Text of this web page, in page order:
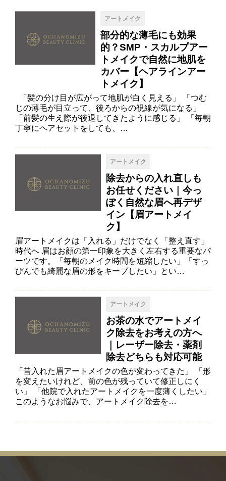
アートメイク
部分的な薄毛にも効果
的？SMP・スカルプアー
トメイクで自然に地肌を
カバー【ヘアラインアー
トメイク】
「髪の分け目が広がって地肌が白く見える」 「つむ
じの薄毛が目立って、後ろからの視線が気になる」
「前髪の生え際が後退してきたように感じる」 「毎朝
丁寧にヘアセットをしても、…
アートメイク
除去からの入れ直しも
お任せください｜今っ
ぽく自然な眉へ再デザ
イン【眉アートメイ
ク】
眉アートメイクは「入れる」だけでなく「整え直す」
時代へ 眉はお顔の第一印象を大きく左右する重要なパ
ーツです。「毎朝のメイク時間を短縮したい」「すっ
ぴんでも綺麗な眉の形をキープしたい」とい…
アートメイク
お茶の水でアートメイ
ク除去をお考えの方へ
｜レーザー除去・薬剤
除去どちらも対応可能
「昔入れた眉アートメイクの色が変わってきた」 「形
を変えたいけれど、前の色が残っていて修正しにく
い」 「他院で入れたアートメイクを一度薄くしたい」
このようなお悩みで、アートメイク除去を…